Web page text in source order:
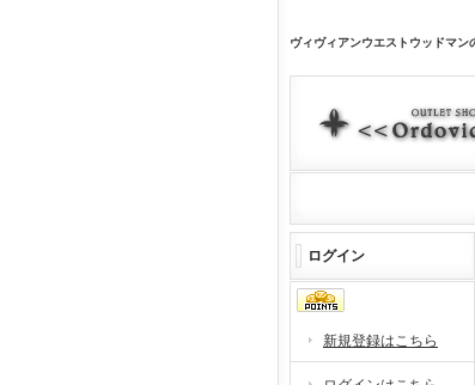
ヴィヴィアンウエストウッドマン
ログイン
新規登録はこちら